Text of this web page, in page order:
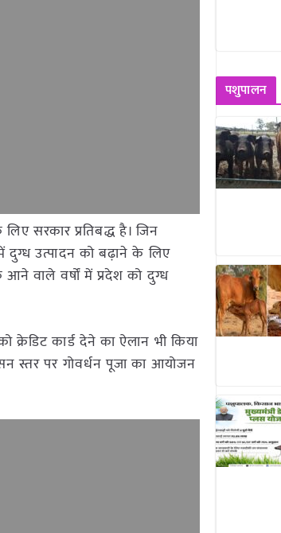
सरकार प्रतिबद्ध है। जिन
उत्पादन को बढ़ाने के लिए
आने वाले वर्षों में प्रदेश को दुग्ध
कार्ड देने का ऐलान भी किया
स्तर पर गोवर्धन पूजा का आयोजन
पशुपालन